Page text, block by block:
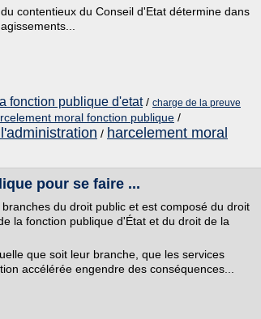
contentieux du Conseil d'Etat détermine dans
fonction publique d'etat/ charge de la preuve
moral fonction publique /
/ harcelement moral
pour se faire ...
du droit public et est composé du droit
la fonction publique d'État et du droit de la
que soit leur branche, que les services
accélérée engendre des conséquences...